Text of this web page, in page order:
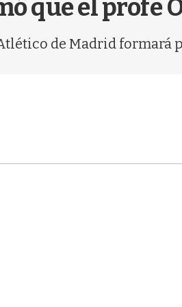
que el profe
de Madrid formará